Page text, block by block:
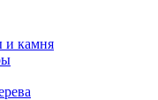
и камня